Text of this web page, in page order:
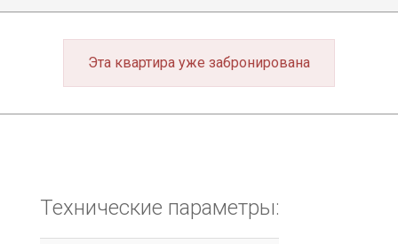
Эта квартира уже забронирована
Технические параметры: